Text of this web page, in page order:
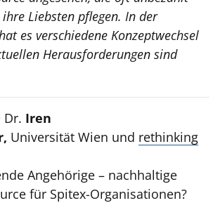
Liebsten pflegen. In der
es verschiedene Konzeptwechsel
Herausforderungen sind
Dr. Iren
Universität Wien und rethinking
Angehörige – nachhaltige
für Spitex-Organisationen?